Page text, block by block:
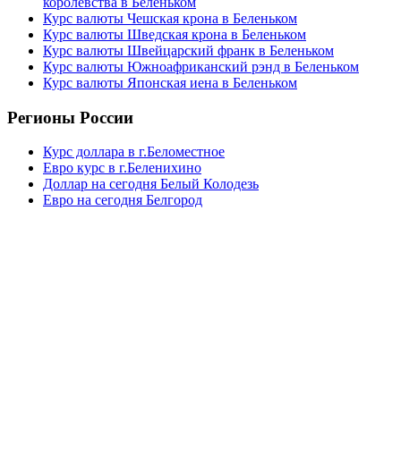
Курс валюты Чешская крона в Беленьком
Курс валюты Шведская крона в Беленьком
Курс валюты Швейцарский франк в Беленьком
Курс валюты Южноафриканский рэнд в Беленьком
Курс валюты Японская иена в Беленьком
Регионы России
Курс доллара в г.Беломестное
Евро курс в г.Беленихино
Доллар на сегодня Белый Колодезь
Евро на сегодня Белгород